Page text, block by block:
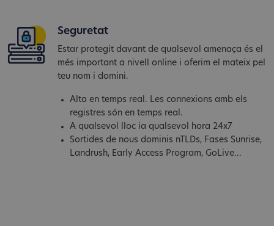
Seguretat
Estar protegit davant de qualsevol amenaça és el
més important a nivell online i oferim el mateix pel
teu nom i domini.
Alta en temps real. Les connexions amb els
registres són en temps real.
A qualsevol lloc ia qualsevol hora 24x7
Sortides de nous dominis nTLDs, Fases Sunrise,
Landrush, Early Access Program, GoLive...